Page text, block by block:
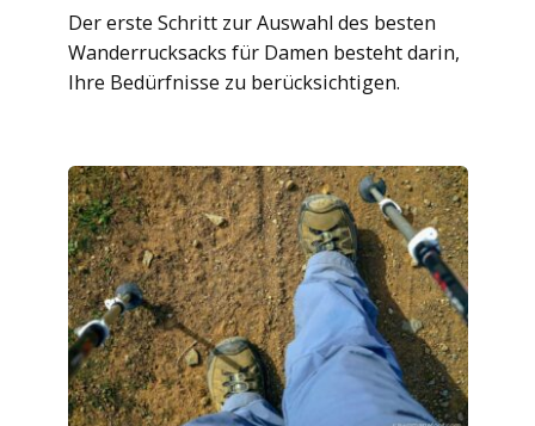
Der erste Schritt zur Auswahl des besten
Wanderrucksacks für Damen besteht darin,
Ihre Bedürfnisse zu berücksichtigen.